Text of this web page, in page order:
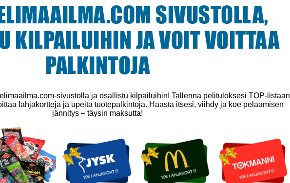
SIVUSTOLLA,
KILPAILUIHIN JA VOIT VOITTAA
PALKINTOJA
sivustolla ja osallistu kilpailuihin! Tallenna pelituloksesi TOP-listaan
lahjakortteja ja upeita tuotepalkintoja. Haasta itsesi, viihdy ja koe pelaamisen
jännitys – täysin maksutta!